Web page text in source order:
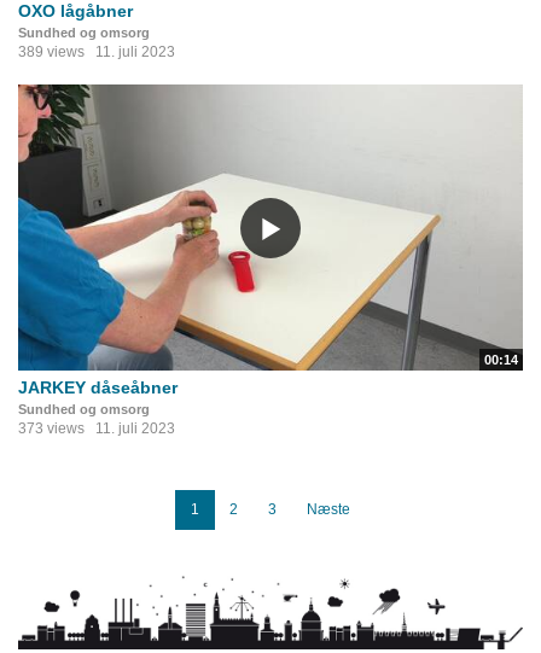
OXO lågåbner
Sundhed og omsorg
389 views 11. juli 2023
00:14
JARKEY dåseåbner
Sundhed og omsorg
373 views 11. juli 2023
1 2 3 Næste